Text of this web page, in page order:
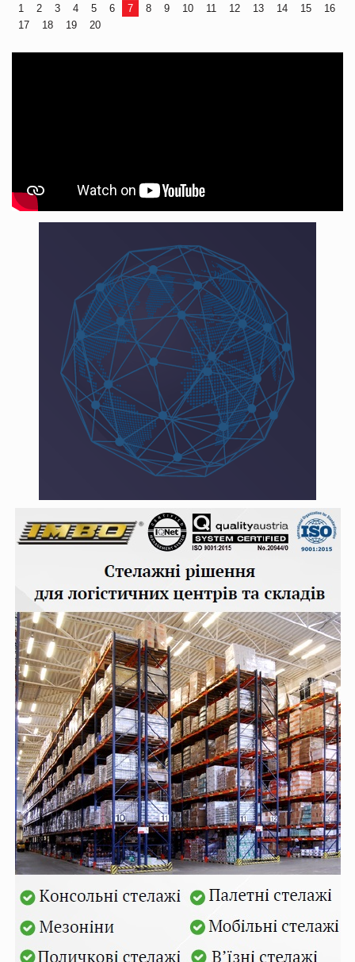
1 2 3 4 5 6 7 8 9 10 11 12 13 14 15
16
17
18 19 20